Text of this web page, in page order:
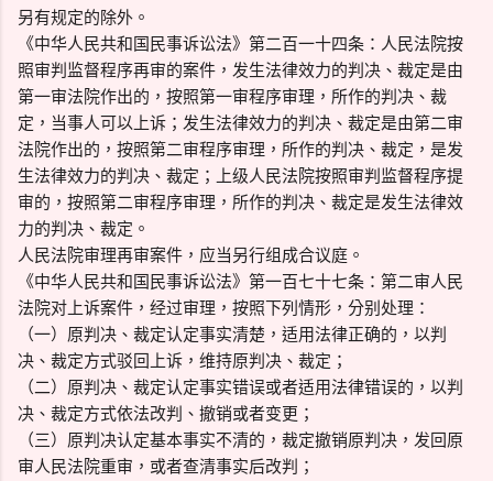
另有规定的除外。
《中华人民共和国民事诉讼法》第二百一十四条：人民法院按
照审判监督程序再审的案件，发生法律效力的判决、裁定是由
第一审法院作出的，按照第一审程序审理，所作的判决、裁
定，当事人可以上诉；发生法律效力的判决、裁定是由第二审
法院作出的，按照第二审程序审理，所作的判决、裁定，是发
生法律效力的判决、裁定；上级人民法院按照审判监督程序提
审的，按照第二审程序审理，所作的判决、裁定是发生法律效
力的判决、裁定。
人民法院审理再审案件，应当另行组成合议庭。
《中华人民共和国民事诉讼法》第一百七十七条：第二审人民
法院对上诉案件，经过审理，按照下列情形，分别处理：
（一）原判决、裁定认定事实清楚，适用法律正确的，以判
决、裁定方式驳回上诉，维持原判决、裁定；
（二）原判决、裁定认定事实错误或者适用法律错误的，以判
决、裁定方式依法改判、撤销或者变更；
（三）原判决认定基本事实不清的，裁定撤销原判决，发回原
审人民法院重审，或者查清事实后改判；